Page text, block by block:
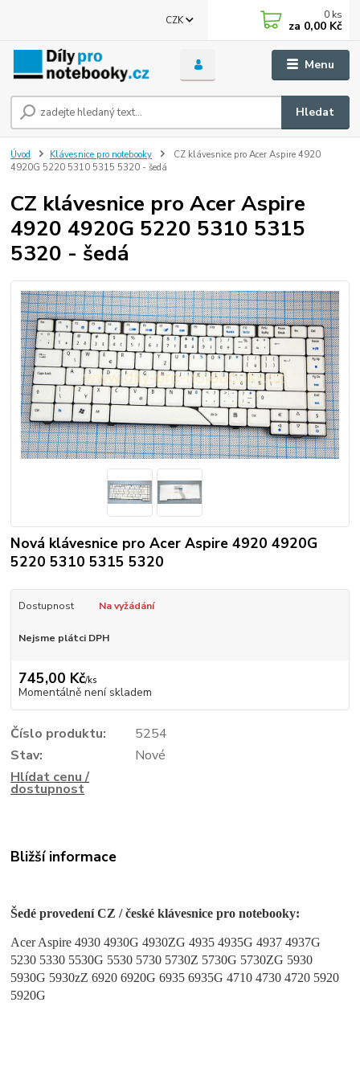
Menu
CZK
Hledat
0 ks
za 0,00 Kč
Úvod Klávesnice pro notebooky
CZ klávesnice pro Acer Aspire 4920
4920G 5220 5310 5315 5320 - šedá
CZ klávesnice pro Acer Aspire
4920 4920G 5220 5310 5315
5320 - šedá
Nová klávesnice pro Acer Aspire 4920 4920G
5220 5310 5315 5320
Dostupnost Na vyžádání
Nejsme plátci DPH
745,00 Kč/ks
Momentálně není skladem
Číslo produktu:
5254
Stav:
Nové
Hlídat cenu /
dostupnost
Bližší informace
Šedé provedení CZ / české klávesnice pro notebooky:
Acer Aspire 4930 4930G 4930ZG 4935 4935G 4937 4937G
5230 5330 5530G 5530 5730 5730Z 5730G 5730ZG 5930
5930G 5930zZ 6920 6920G 6935 6935G 4710 4730 4720 5920
5920G